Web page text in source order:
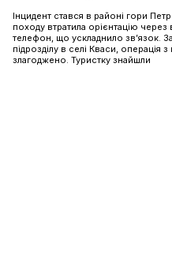
Інцидент стався в районі гори
походу втратила орієнтацію
телефон, що ускладнило зв’язок.
підрозділу в селі Кваси,
злагоджено. Туристку знайшли